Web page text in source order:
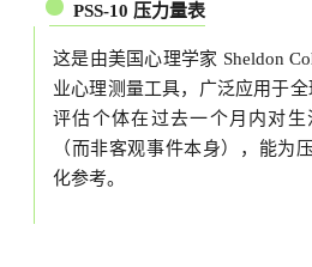
PSS-10 压力量表
这是由美国心理学家 Sheldon
业心理测量工具，广泛应用于全
评估个体在过去一个月内对
（而非客观事件本身），能为
化参考。